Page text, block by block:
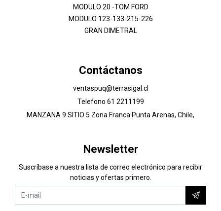
MODULO 20 -TOM FORD
MODULO 123-133-215-226
GRAN DIMETRAL
Contáctanos
ventaspuq@terrasigal.cl
Telefono 61 2211199
MANZANA 9 SITIO 5 Zona Franca Punta Arenas, Chile,
Newsletter
Suscríbase a nuestra lista de correo electrónico para recibir
noticias y ofertas primero.